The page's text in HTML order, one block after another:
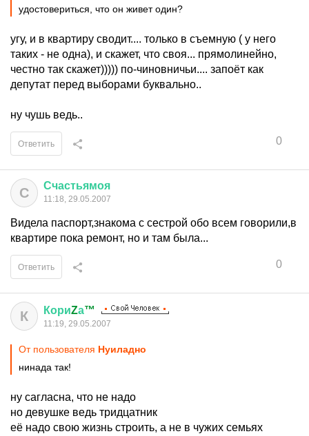
удостовериться, что он живет один?
угу, и в квартиру сводит.... только в съемную ( у него
таких - не одна), и скажет, что своя... прямолинейно,
честно так скажет))))) по-чиновничьи.... запоёт как
депутат перед выборами буквально..
ну чушь ведь..
0
Ответить
С Счастьямоя
11:18, 29.05.2007
Видела паспорт,знакома с сестрой обо всем говорили,в
квартире пока ремонт, но и там была...
0
Ответить
К КориZа™
11:19, 29.05.2007
От пользователя Нуиладно
нинада так!
ну сагласна, что не надо
но девушке ведь тридцатник
её надо свою жизнь строить, а не в чужих семьях